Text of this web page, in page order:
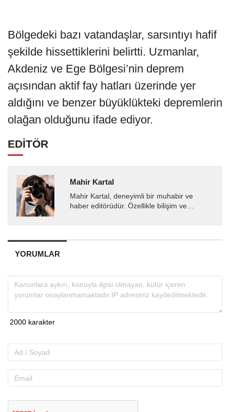
Bölgedeki bazı vatandaşlar, sarsıntıyı hafif
şekilde hissettiklerini belirtti. Uzmanlar,
Akdeniz ve Ege Bölgesi’nin deprem
açısından aktif fay hatları üzerinde yer
aldığını ve benzer büyüklükteki depremlerin
olağan olduğunu ifade ediyor.
EDİTÖR
Mahir Kartal
Mahir Kartal, deneyimli bir muhabir ve
haber editörüdür. Özellikle bilişim ve
gelişmeleri okuyuculara...
YORUMLAR